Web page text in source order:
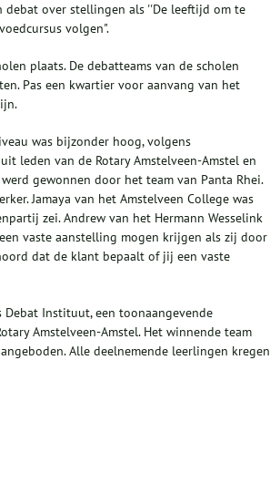
debat over stellingen als ''De leeftijd om te
volgen".
plaats. De debatteams van de scholen
Pas een kwartier voor aanvang van het
was bijzonder hoog, volgens
leden van de Rotary Amstelveen-Amstel en
gewonnen door het team van Panta Rhei.
Jamaya van het Amstelveen College was
zei. Andrew van het Hermann Wesselink
vaste aanstelling mogen krijgen als zij door
dat de klant bepaalt of jij een vaste
Instituut, een toonaangevende
Amstelveen-Amstel. Het winnende team
Alle deelnemende leerlingen kregen